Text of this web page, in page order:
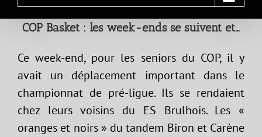
COP Basket : les week-ends se suivent et…
Ce week-end, pour les seniors du COP, il y
avait un déplacement important dans le
championnat de pré-ligue. Ils se rendaient
chez leurs voisins du ES Brulhois. Les «
oranges et noirs » du tandem Biron et Carène